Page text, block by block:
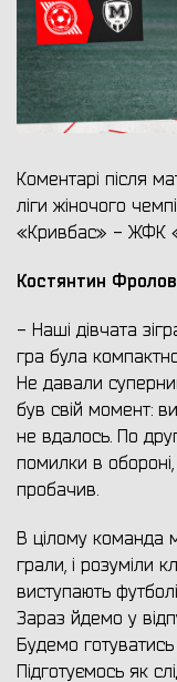
Коментарі після
ліги жіночого
«Кривбас» - ЖФК
Костянтин
- Наші дівчата
гра була
Не давали
був свій момент:
не вдалось. По
помилки в
пробачив.
В цілому команда
грали, і розуміли
виступають
Зараз йдемо у
Будемо
Підготуємось як